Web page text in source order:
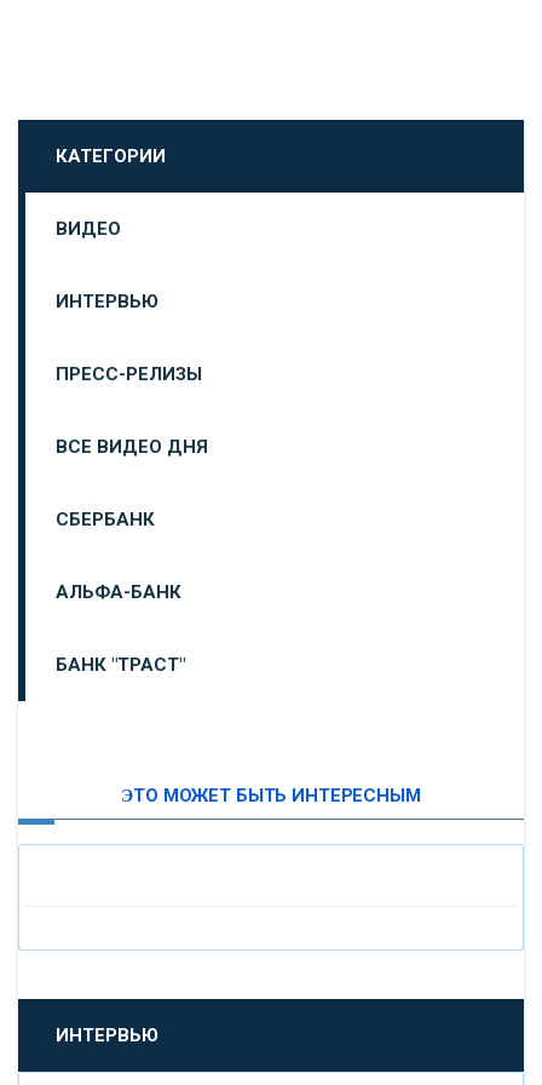
КАТЕГОРИИ
ВИДЕО
ИНТЕРВЬЮ
ПРЕСС-РЕЛИЗЫ
ВСЕ ВИДЕО ДНЯ
СБЕРБАНК
АЛЬФА-БАНК
БАНК "ТРАСТ"
«БАНК САНКТ-ПЕТЕРБУРГ»
«ПРОМСВЯЗЬБАНК»
ЭТО МОЖЕТ БЫТЬ ИНТЕРЕСНЫМ
ИНТЕРВЬЮ